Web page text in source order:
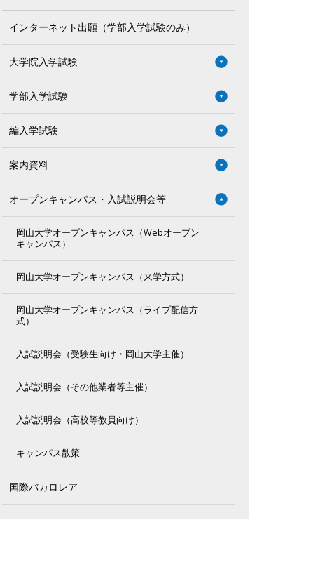
インターネット出願（学部入学試験のみ）
大学院入学試験
学部入学試験
編入学試験
案内資料
オープンキャンパス・入試説明会等
岡山大学オープンキャンパス（Webオープン
キャンパス）
岡山大学オープンキャンパス（来学方式）
岡山大学オープンキャンパス（ライブ配信方
式）
入試説明会（受験生向け・岡山大学主催）
入試説明会（その他業者等主催）
入試説明会（高校等教員向け）
キャンパス散策
国際バカロレア